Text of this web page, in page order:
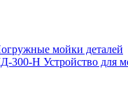
мойки деталей
300-H Устройство для